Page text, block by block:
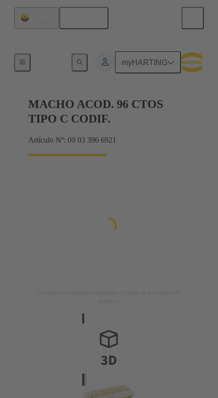
myHARTING
Terminación de placa madre a tarjeta hija
MACHO ACOD. 96 CTOS
TIPO C CODIF.
Artículo Nº: 09 03 396 6921